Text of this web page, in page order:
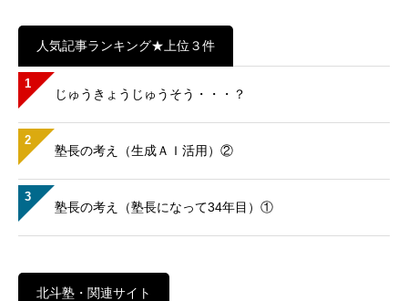
人気記事ランキング★上位３件
1
じゅうきょうじゅうそう・・・？
2
塾長の考え（生成ＡＩ活用）②
3
塾長の考え（塾長になって34年目）①
北斗塾・関連サイト